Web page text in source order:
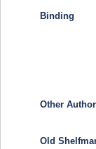
Binding
Other
Old